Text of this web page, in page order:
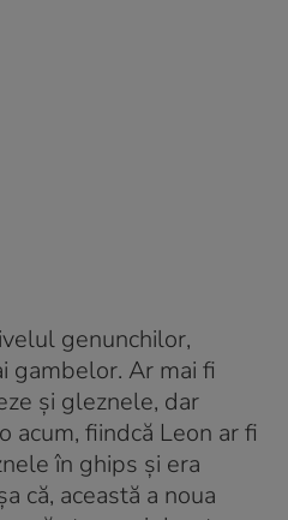
genunchilor,
gambelor. Ar mai fi
și gleznele, dar
acum, fiindcă Leon ar fi
în ghips și era
că, această a noua